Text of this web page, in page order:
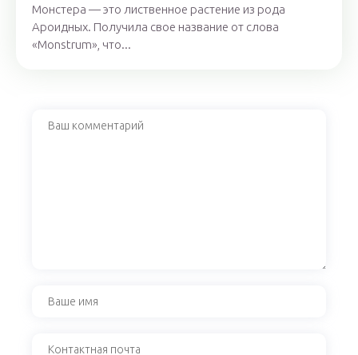
Монстера — это лиственное растение из рода
Ароидных. Получила свое название от слова
«Monstrum», что...